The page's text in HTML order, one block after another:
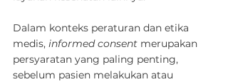
Dalam konteks peraturan dan etika
medis, informed consent merupakan
persyaratan yang paling penting,
sebelum pasien melakukan atau